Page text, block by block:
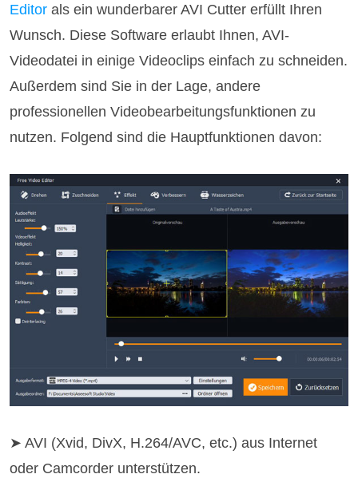
Editor als ein wunderbarer AVI Cutter erfüllt Ihren
Wunsch. Diese Software erlaubt Ihnen, AVI-
Videodatei in einige Videoclips einfach zu schneiden.
Außerdem sind Sie in der Lage, andere
professionellen Videobearbeitungsfunktionen zu
nutzen. Folgend sind die Hauptfunktionen davon:
➤ AVI (Xvid, DivX, H.264/AVC, etc.) aus Internet
oder Camcorder unterstützen.